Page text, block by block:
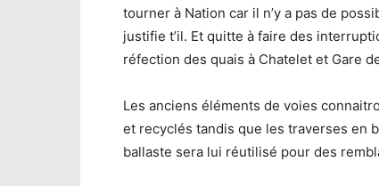
tourner à Nation car il n’y a pas de
justifie t’il. Et quitte à faire des
réfection des quais à Chatelet et Gare
Les anciens éléments de voies
et recyclés tandis que les traverses en
ballaste sera lui réutilisé pour des